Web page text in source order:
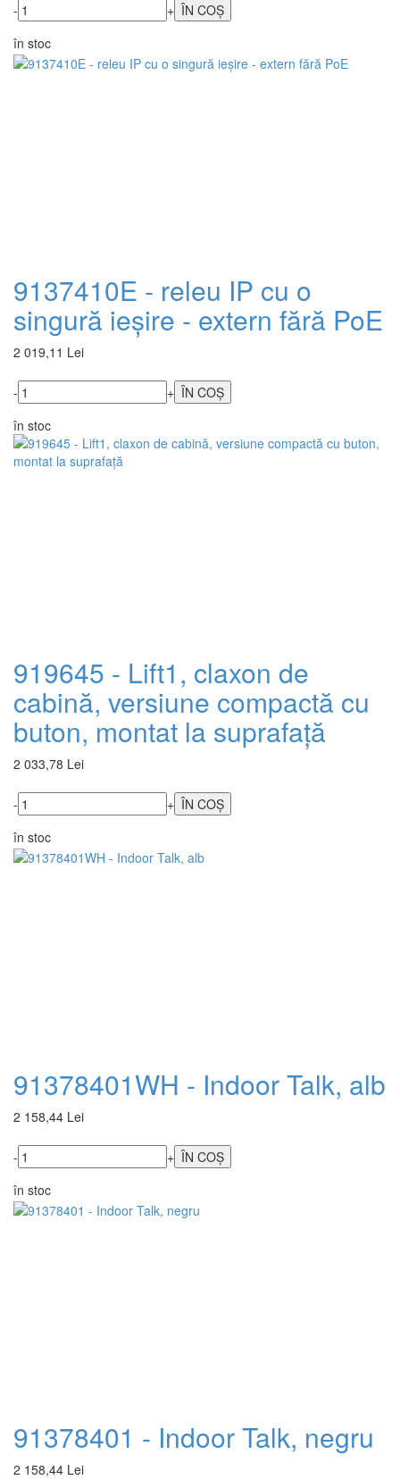
-
+
în stoc
9137410E - releu IP cu o
singură ieșire - extern fără PoE
2 019,11 Lei
-
+
în stoc
919645 - Lift1, claxon de
cabină, versiune compactă cu
buton, montat la suprafață
2 033,78 Lei
-
+
în stoc
91378401WH - Indoor Talk, alb
2 158,44 Lei
-
+
în stoc
91378401 - Indoor Talk, negru
2 158,44 Lei